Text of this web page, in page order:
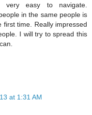
easy to navigate.
in the same people is
time. Really impressed
I will try to spread this
at 1:31 AM